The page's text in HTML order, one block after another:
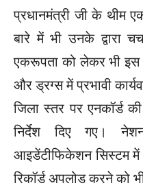
प्रधानमंत्री जी के थीम
बारे में भी उनके द्वारा
एकरूपता को लेकर भी इस
और ड्रग्स में प्रभावी
जिला स्तर पर एनकॉर्ड
निर्देश दिए गए।
आइडेंटीफिकेशन सिस्टम में
रिकॉर्ड अपलोड करने को